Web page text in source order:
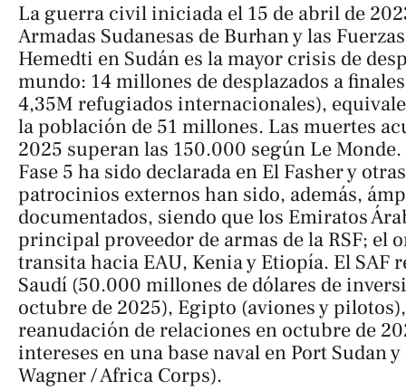
La guerra civil iniciada el 15 de abril de
Armadas Sudanesas de Burhan y las
Hemedti en Sudán es la mayor crisis de
mundo: 14 millones de desplazados a
4,35M refugiados internacionales),
la población de 51 millones. Las muertes
2025 superan las 150.000 según Le Monde
Fase 5 ha sido declarada en El Fasher y
patrocinios externos han sido, además,
documentados, siendo que los Emiratos
principal proveedor de armas de la RSF; el
transita hacia EAU, Kenia y Etiopía. El SAF
Saudí (50.000 millones de dólares de
octubre de 2025), Egipto (aviones y
reanudación de relaciones en octubre de
intereses en una base naval en Port Sudan
Wagner / Africa Corps).